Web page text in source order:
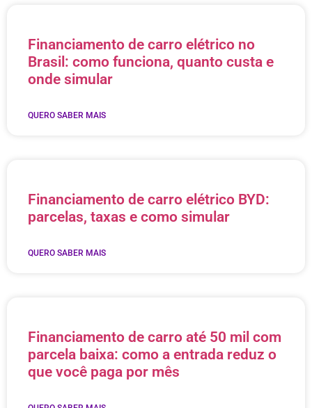
Financiamento de carro elétrico no
Brasil: como funciona, quanto custa e
onde simular
QUERO SABER MAIS
Financiamento de carro elétrico BYD:
parcelas, taxas e como simular
QUERO SABER MAIS
Financiamento de carro até 50 mil com
parcela baixa: como a entrada reduz o
que você paga por mês